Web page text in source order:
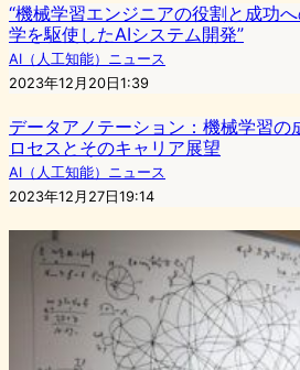
“機械学習エンジニアの役割と成功
学を駆使したAIシステム開発”
AI（人工知能）ニュース
2023年12月20日1:39
データアノテーション：機械学習の
ロセスとそのキャリア展望
AI（人工知能）ニュース
2023年12月27日19:14